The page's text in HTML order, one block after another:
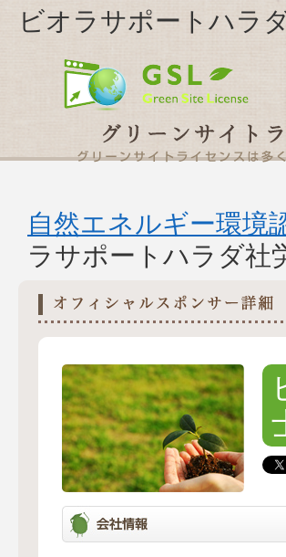
ビオラサポートハラ
自然エネルギー環境
ラサポートハラダ